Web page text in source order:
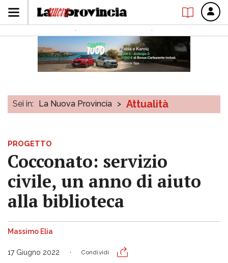
Sei in: La Nuova Provincia > Attualità
PROGETTO
Cocconato: servizio
civile, un anno di aiuto
alla biblioteca
Massimo Elia
17 Giugno 2022 Condividi